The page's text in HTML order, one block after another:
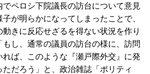
ペロシ下院議長の訪台について意見
が明らかになってしまったことで、
きに反応せざるを得ない状況を作り
し、通常の議員の訪台の様に、訪問
れば、このような『瀬戸際外交』に発
ただろう」と、政治雑誌「ポリティ